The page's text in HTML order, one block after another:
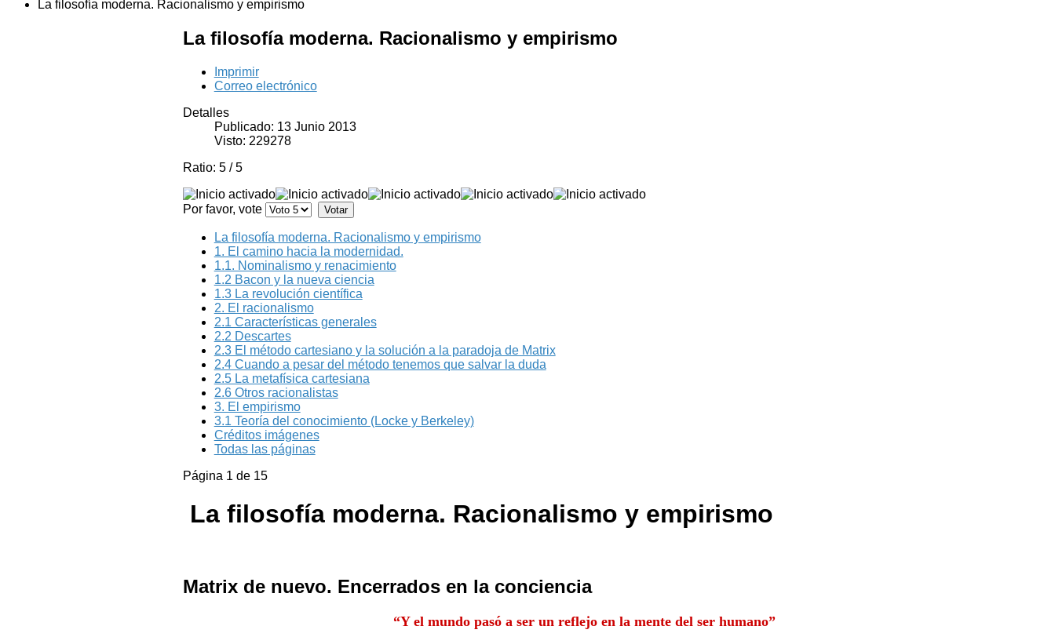
La filosofía moderna. Racionalismo y empirismo
La filosofía moderna. Racionalismo y empirismo
Imprimir
Correo electrónico
Detalles
Publicado: 13 Junio 2013
Visto: 229278
Ratio: 5/5
Por favor, vote
La filosofía moderna. Racionalismo y empirismo
1. El camino hacia la modernidad.
1.1. Nominalismo y renacimiento
1.2 Bacon y la nueva ciencia
1.3 La revolución científica
2. El racionalismo
2.1 Características generales
2.2 Descartes
2.3 El método cartesiano y la solución a la paradoja de Matrix
2.4 Cuando a pesar del método tenemos que salvar la duda
2.5 La metafísica cartesiana
2.6 Otros racionalistas
3. El empirismo
3.1 Teoría del conocimiento (Locke y Berkeley)
Créditos imágenes
Todas las páginas
Página 1 de 15
La filosofía moderna. Racionalismo y empirismo
Matrix de nuevo. Encerrados en la conciencia
“Y el mundo pasó a ser un reflejo en la mente del ser humano”